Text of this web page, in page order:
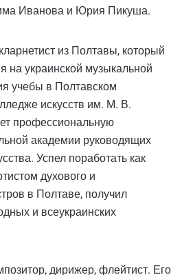
Иванова и Юрия Пикуша.
из Полтавы, который
на украинской музыкальной
учебы в Полтавском
искусств им. М. В.
профессиональную
академии руководящих
Успел поработать как
духового и
в Полтаве, получил
и всеукраинских
дирижер, флейтист. Его